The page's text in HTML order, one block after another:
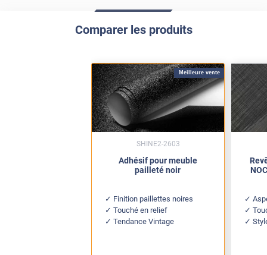
Comparer les produits
Meilleure vente
Adhésif pour meuble
pailleté noir
Finition paillettes noires
Touché en relief
Tendance Vintage
SHINE2-2603